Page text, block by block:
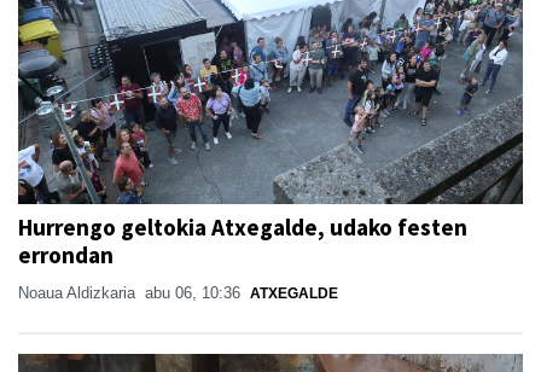
Hurrengo geltokia Atxegalde, udako festen
errondan
Noaua Aldizkaria abu 06, 10:36 ATXEGALDE